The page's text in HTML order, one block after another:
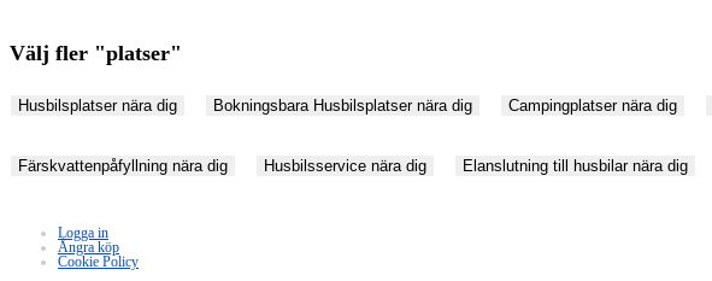
Välj fler "platser"
Husbilsplatser nära dig Bokningsbara Husbilsplatser nära dig Campingplatser nära dig
Färskvattenpåfyllning nära dig Husbilsservice nära dig Elanslutning till husbilar nära dig
Logga in
Ångra köp
Cookie Policy